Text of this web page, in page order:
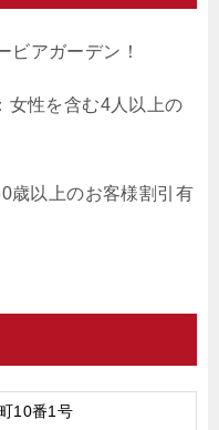
ビアガーデン！
女性を含む4人以上の
歳以上のお客様割引有
10番1号